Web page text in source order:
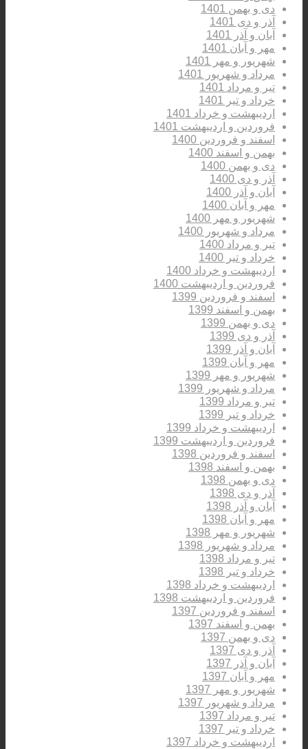
دی و بهمن 1401
آذر و دی 1401
آبان و آذر 1401
مهر و آبان 1401
شهریور و مهر 1401
مرداد و شهریور 1401
تیر و مرداد 1401
خرداد و تیر 1401
اردیبهشت و خرداد 1401
فروردین و اردیبهشت 1401
اسفند و فروردین 1400
بهمن و اسفند 1400
دی و بهمن 1400
آذر و دی 1400
آبان و آذر 1400
مهر و آبان 1400
شهریور و مهر 1400
مرداد و شهریور 1400
تیر و مرداد 1400
خرداد و تیر 1400
اردیبهشت و خرداد 1400
فروردین و اردیبهشت 1400
اسفند و فروردین 1399
بهمن و اسفند 1399
دی و بهمن 1399
آذر و دی 1399
آبان و آذر 1399
مهر و آبان 1399
شهریور و مهر 1399
مرداد و شهریور 1399
تیر و مرداد 1399
خرداد و تیر 1399
اردیبهشت و خرداد 1399
فروردین و اردیبهشت 1399
اسفند و فروردین 1398
بهمن و اسفند 1398
دی و بهمن 1398
آذر و دی 1398
آبان و آذر 1398
مهر و آبان 1398
شهریور و مهر 1398
مرداد و شهریور 1398
تیر و مرداد 1398
خرداد و تیر 1398
اردیبهشت و خرداد 1398
فروردین و اردیبهشت 1398
اسفند و فروردین 1397
بهمن و اسفند 1397
دی و بهمن 1397
آذر و دی 1397
آبان و آذر 1397
مهر و آبان 1397
شهریور و مهر 1397
مرداد و شهریور 1397
تیر و مرداد 1397
خرداد و تیر 1397
اردیبهشت و خرداد 1397